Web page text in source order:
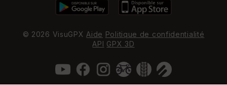
© 2026 VisuGPX Aide Politique de confidentialité
API GPX 3D